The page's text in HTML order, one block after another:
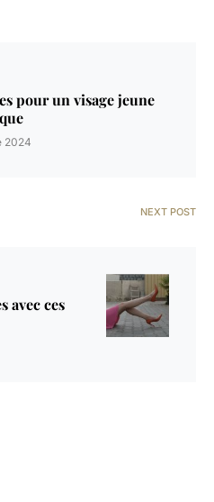
pour un visage jeune
2024
NEXT POST
avec ces